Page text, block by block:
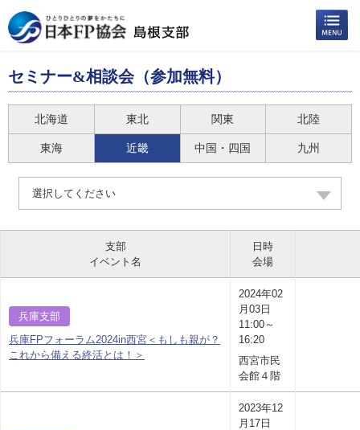
セミナー&相談会（参加無料）
北海道 東北 関東 北陸
東海 近畿 中国・四国 九州
選択してください
支部
イベント名
日時
会場
兵庫支部
兵庫FPフォーラム2024in西宮＜もしも親が？
これから備える終活とは！＞
2024年02
月03日
11:00～
16:20
西宮市民
会館４階
2023年12
月17日